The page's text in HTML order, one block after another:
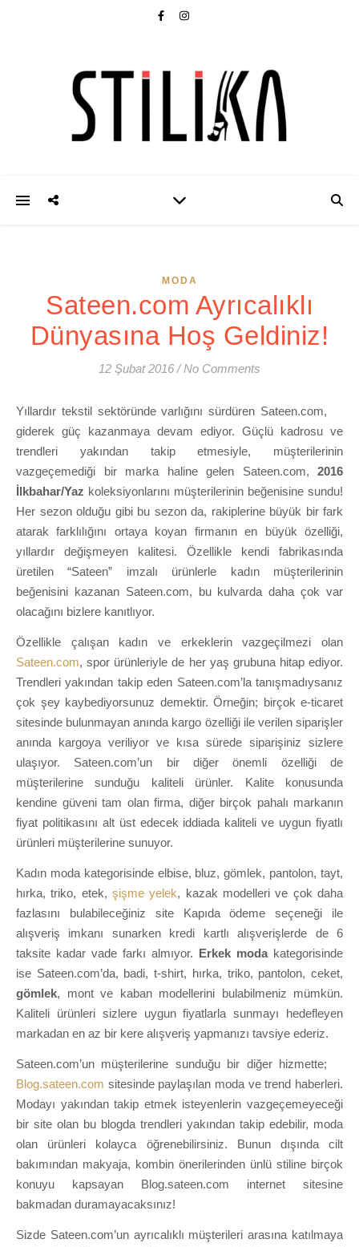
MODA
Sateen.com Ayrıcalıklı
Dünyasına Hoş Geldiniz!
12 Şubat 2016 / No Comments
Yıllardır tekstil sektöründe varlığını sürdüren Sateen.com,
giderek güç kazanmaya devam ediyor. Güçlü kadrosu ve
trendleri yakından takip etmesiyle, müşterilerinin
vazgeçemediği bir marka haline gelen Sateen.com, 2016
İlkbahar/Yaz koleksiyonlarını müşterilerinin beğenisine sundu!
Her sezon olduğu gibi bu sezon da, rakiplerine büyük bir fark
atarak farklılığını ortaya koyan firmanın en büyük özelliği,
yıllardır değişmeyen kalitesi. Özellikle kendi fabrikasında
üretilen “Sateen” imzalı ürünlerle kadın müşterilerinin
beğenisini kazanan Sateen.com, bu kulvarda daha çok var
olacağını bizlere kanıtlıyor.
Özellikle çalışan kadın ve erkeklerin vazgeçilmezi olan
Sateen.com, spor ürünleriyle de her yaş grubuna hitap ediyor.
Trendleri yakından takip eden Sateen.com’la tanışmadıysanız
çok şey kaybediyorsunuz demektir. Örneğin; birçok e-ticaret
sitesinde bulunmayan anında kargo özelliği ile verilen siparişler
anında kargoya veriliyor ve kısa sürede siparişiniz sizlere
ulaşıyor. Sateen.com’un bir diğer önemli özelliği de
müşterilerine sunduğu kaliteli ürünler. Kalite konusunda
kendine güveni tam olan firma, diğer birçok pahalı markanın
fiyat politikasını alt üst edecek iddiada kaliteli ve uygun fiyatlı
ürünleri müşterilerine sunuyor.
Kadın moda kategorisinde elbise, bluz, gömlek, pantolon, tayt,
hırka, triko, etek, şişme yelek, kazak modelleri ve çok daha
fazlasını bulabileceğiniz site Kapıda ödeme seçeneği ile
alışveriş imkanı sunarken kredi kartlı alışverişlerde de 6
taksite kadar vade farkı almıyor. Erkek modakategorisinde
ise Sateen.com’da, badi, t-shirt, hırka, triko, pantolon, ceket,
gömlek, mont ve kaban modellerini bulabilmeniz mümkün.
Kaliteli ürünleri sizlere uygun fiyatlarla sunmayı hedefleyen
markadan en az bir kere alışveriş yapmanızı tavsiye ederiz.
Sateen.com’un müşterilerine sunduğu bir diğer hizmette;
Blog.sateen.com sitesinde paylaşılan moda ve trend haberleri.
Modayı yakından takip etmek isteyenlerin vazgeçemeyeceği
bir site olan bu blogda trendleri yakından takip edebilir, moda
olan ürünleri kolayca öğrenebilirsiniz. Bunun dışında cilt
bakımından makyaja, kombin önerilerinden ünlü stiline birçok
konuyu kapsayan Blog.sateen.com internet sitesine
bakmadan duramayacaksınız!
Sizde Sateen.com’un ayrıcalıklı müşterileri arasına katılmaya